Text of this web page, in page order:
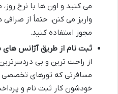
می کنید و اون ها با نرخ
واریز می کنن. حتماً از
مجوز استفاده کنید.
ثبت نام از طریق آژانس های
از راحت ترین و بی
مسافرتی که تورهای تخصصی
خودشون کار ثبت نام و